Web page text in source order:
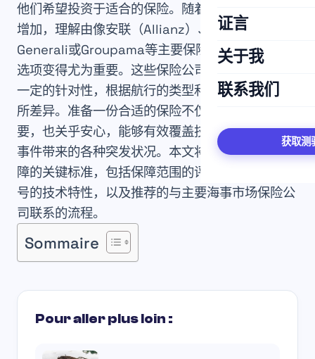
证言
关于我
联系我们
获取测
他们希望投资于适合的保险。随着休闲航行风险的
增加，理解由像安联（Allianz）、April、
Generali或Groupama等主要保险公司提供的保险
选项变得尤为重要。这些保险公司提供的保障具有
一定的针对性，根据航行的类型和用途的不同而有
所差异。准备一份合适的保险不仅是遵守法规的需
要，也关乎安心，能够有效覆盖技术、事故或自然
事件带来的各种突发状况。本文将介绍选择最佳保
障的关键标准，包括保障范围的评估、2025款型
号的技术特性，以及推荐的与主要海事市场保险公
司联系的流程。
Sommaire
Pour aller plus loin :